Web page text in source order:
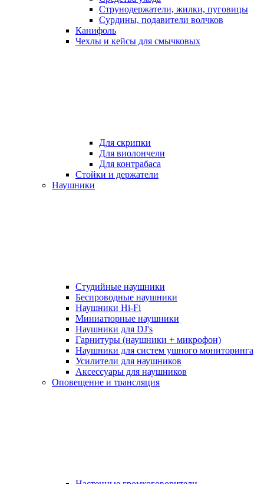
Струнодержатели, жилки, пуговицы
Сурдины, подавители волчков
Канифоль
Чехлы и кейсы для смычковых
Для скрипки
Для виолончели
Для контрабаса
Стойки и держатели
Наушники
Студийные наушники
Беспроводные наушники
Наушники Hi-Fi
Миниатюрные наушники
Наушники для DJ's
Гарнитуры (наушники + микрофон)
Наушники для систем ушного мониторинга
Усилители для наушников
Аксессуары для наушников
Оповещение и трансляция